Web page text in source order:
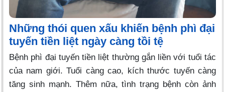
Những thói quen xấu khiến bệnh phì đại
tuyến tiền liệt ngày càng tồi tệ
Bệnh phì đại tuyến tiền liệt thường gắn liền với tuổi tác
của nam giới. Tuổi càng cao, kích thước tuyến càng
tăng sinh mạnh. Thêm nữa, tình trạng bệnh còn ảnh